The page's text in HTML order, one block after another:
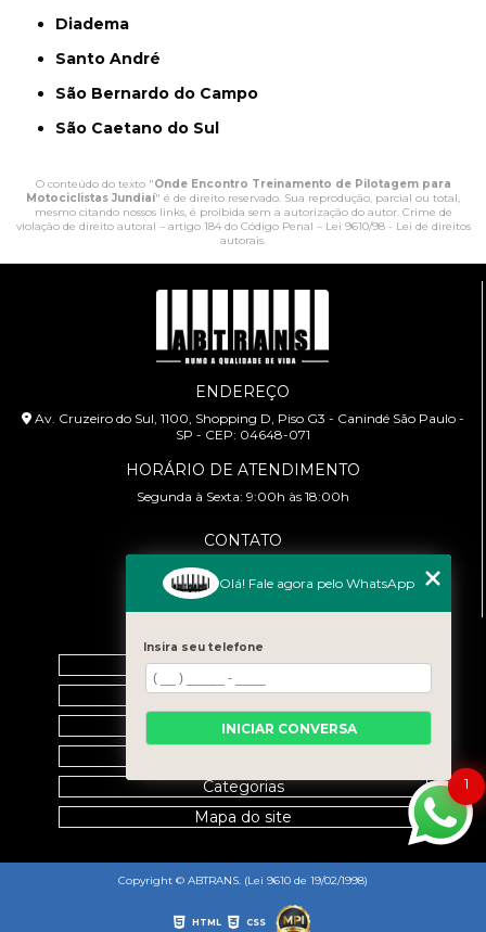
Diadema
Santo André
São Bernardo do Campo
São Caetano do Sul
O conteúdo do texto "Onde Encontro Treinamento de Pilotagem para
Motociclistas Jundiaí" é de direito reservado. Sua reprodução, parcial ou total,
mesmo citando nossos links, é proibida sem a autorização do autor. Crime de
violação de direito autoral – artigo 184 do Código Penal – Lei 9610/98 - Lei de direitos
autorais.
ENDEREÇO
Av. Cruzeiro do Sul, 1100, Shopping D, Piso G3 - Canindé São Paulo -
SP - CEP: 04648-071
HORÁRIO DE ATENDIMENTO
Segunda à Sexta: 9:00h às 18:00h
CONTATO
(11) 99458-7351
cursoabtrans@gmail.com
Home
Empresa
Galeria
Categorias
Mapa do site
Copyright © ABTRANS. (Lei 9610 de 19/02/1998)
HTML CSS
1
Olá! Fale agora pelo WhatsApp
Insira seu telefone
INICIAR CONVERSA